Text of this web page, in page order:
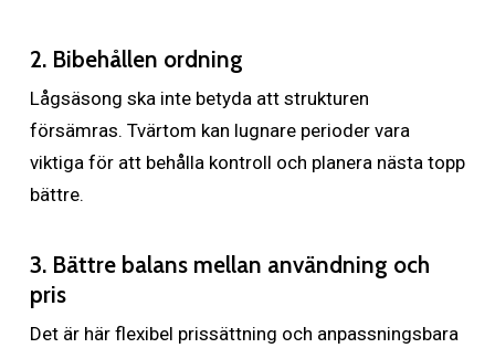
2. Bibehållen ordning
Lågsäsong ska inte betyda att strukturen
försämras. Tvärtom kan lugnare perioder vara
viktiga för att behålla kontroll och planera nästa topp
bättre.
3. Bättre balans mellan användning och
pris
Det är här flexibel prissättning och anpassningsbara